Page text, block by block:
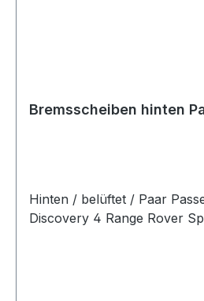
Bremsscheiben hinten
Hinten / belüftet / Paar Passend für:
Discovery 4 Range Rover